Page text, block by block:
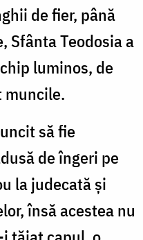
de fier, până
Sfânta Teodosia a
luminos, de
muncile.
să fie
de îngeri pe
la judecată și
însă acestea nu